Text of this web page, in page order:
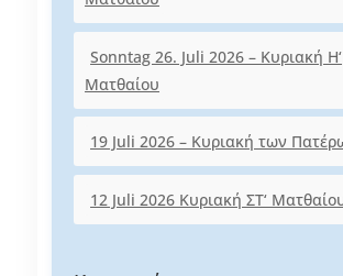
Sonntag 26. Juli 2026 – Κυριακή Η‘
Ματθαίου
19 Juli 2026 – Κυριακή των
12 Juli 2026 Κυριακή ΣΤ‘